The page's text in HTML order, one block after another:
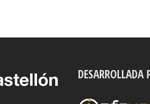
DESARROLLADA